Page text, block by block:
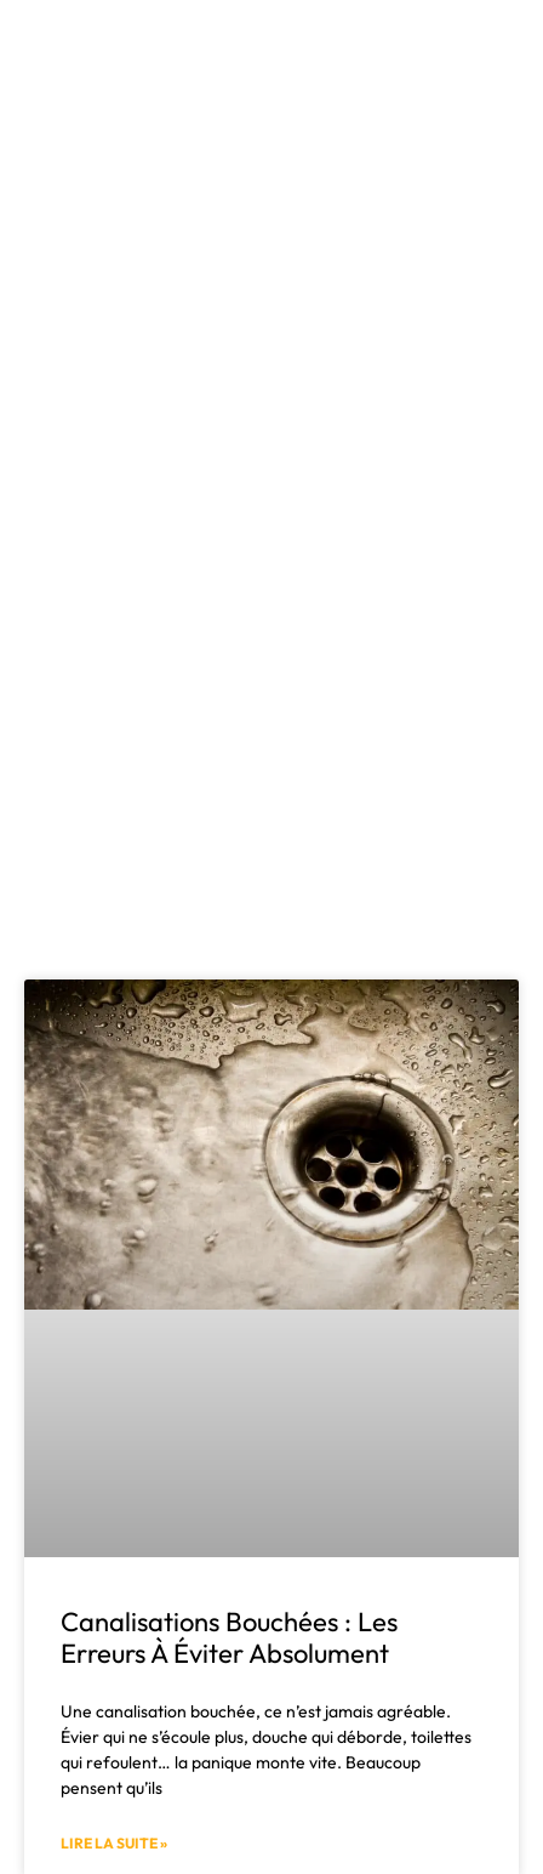
Canalisations Bouchées : Les
Erreurs À Éviter Absolument
Une canalisation bouchée, ce n’est jamais agréable.
Évier qui ne s’écoule plus, douche qui déborde, toilettes
qui refoulent… la panique monte vite. Beaucoup
pensent qu’ils
LIRE LA SUITE »